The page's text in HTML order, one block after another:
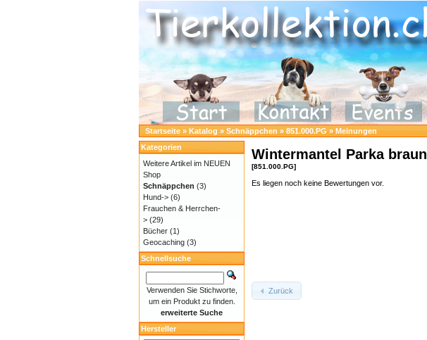
Startseite » Katalog » Schnäppchen » 851.000.PG » Meinungen
Wintermantel Parka braun
[851.000.PG]
Es liegen noch keine Bewertungen vor.
Zurück
Kategorien
Weitere Artikel im NEUEN
Shop
Schnäppchen (3)
Hund-> (6)
Frauchen & Herrchen-
> (29)
Bücher (1)
Geocaching (3)
Schnellsuche
Verwenden Sie Stichworte,
um ein Produkt zu finden.
erweiterte Suche
Hersteller